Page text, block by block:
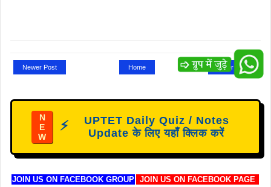
Newer Post Older Post
Home
N
E
W
⚡
UPTET Daily Quiz / Notes
Update के लिए यहाँ क्लिक करें
JOIN US ON FACEBOOK GROUP
JOIN US ON FACEBOOK PAGE